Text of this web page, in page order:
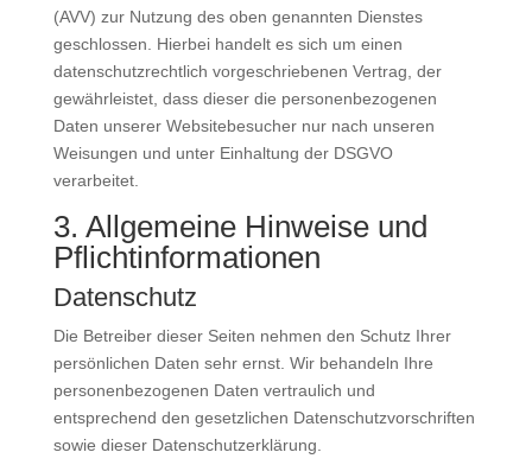
(AVV) zur Nutzung des oben genannten Dienstes
geschlossen. Hierbei handelt es sich um einen
datenschutzrechtlich vorgeschriebenen Vertrag, der
gewährleistet, dass dieser die personenbezogenen
Daten unserer Websitebesucher nur nach unseren
Weisungen und unter Einhaltung der DSGVO
verarbeitet.
3. Allgemeine Hinweise und
Pflicht­informationen
Datenschutz
Die Betreiber dieser Seiten nehmen den Schutz Ihrer
persönlichen Daten sehr ernst. Wir behandeln Ihre
personenbezogenen Daten vertraulich und
entsprechend den gesetzlichen Datenschutzvorschriften
sowie dieser Datenschutzerklärung.